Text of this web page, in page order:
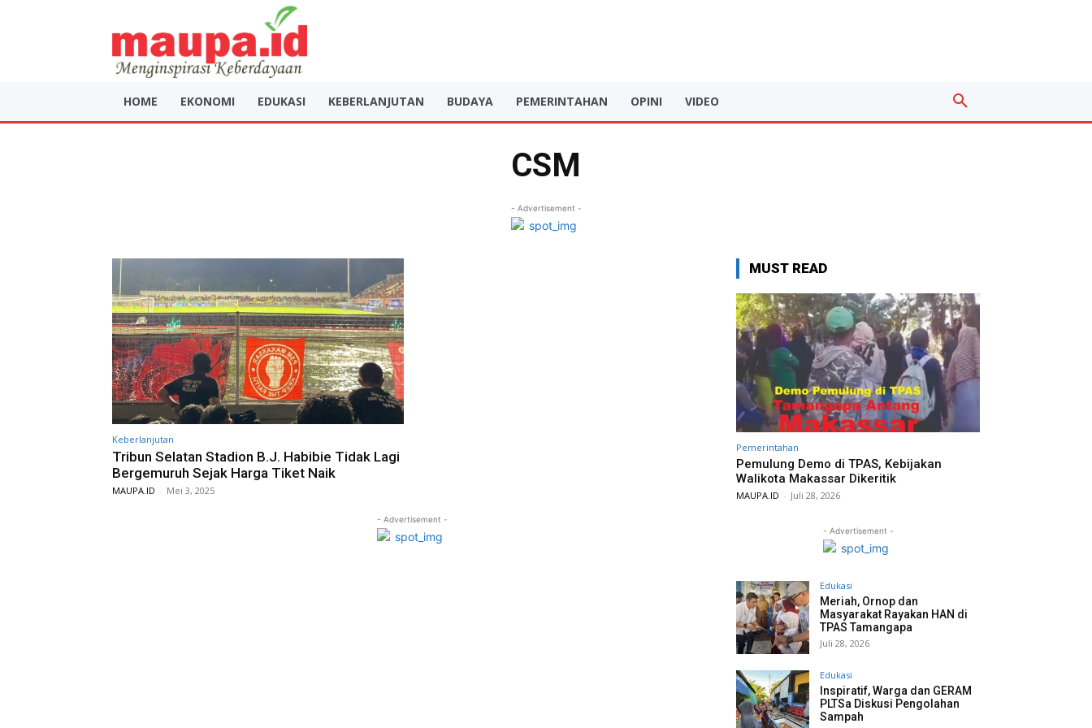
HOME EKONOMI EDUKASI KEBERLANJUTAN BUDAYA PEMERINTAHAN OPINI VIDEO
CSM
- Advertisement -
Keberlanjutan
Tribun Selatan Stadion B.J. Habibie Tidak Lagi
Bergemuruh Sejak Harga Tiket Naik
MAUPA.ID - Mei 3, 2025
- Advertisement -
MUST READ
Pemerintahan
Pemulung Demo di TPAS, Kebijakan
Walikota Makassar Dikeritik
MAUPA.ID - Juli 28, 2026
- Advertisement -
Edukasi
Meriah, Ornop dan
Masyarakat Rayakan HAN di
TPAS Tamangapa
Juli 28, 2026
Edukasi
Inspiratif, Warga dan GERAM
PLTSa Diskusi Pengolahan
Sampah